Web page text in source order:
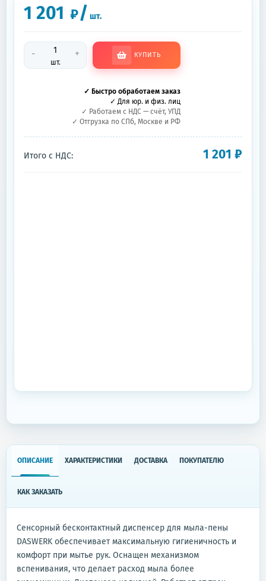
1 201 ₽/ шт.
-
шт.
+ КУПИТЬ
✓ Быстро обработаем заказ
✓ Для юр. и физ. лиц
✓ Работаем с НДС — счёт, УПД
✓ Отгрузка по СПб, Москве и РФ
Итого с НДС: 1 201 ₽
ОПИСАНИЕ ХАРАКТЕРИСТИКИ ДОСТАВКА ПОКУПАТЕЛЮ
КАК ЗАКАЗАТЬ
Сенсорный бесконтактный диспенсер для мыла-пены
DASWERK обеспечивает максимальную гигиеничность и
комфорт при мытье рук. Оснащен механизмом
вспенивания, что делает расход мыла более